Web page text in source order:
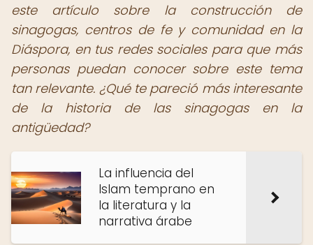
este artículo sobre la construcción de
sinagogas, centros de fe y comunidad en la
Diáspora, en tus redes sociales para que más
personas puedan conocer sobre este tema
tan relevante. ¿Qué te pareció más interesante
de la historia de las sinagogas en la
antigüedad?
La influencia del
Islam temprano en
la literatura y la
narrativa árabe